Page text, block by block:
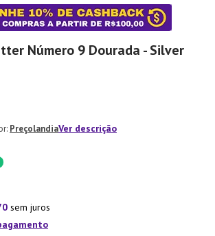
Número 9 Dourada - Silver
PreçolandiaVer descrição
sem juros
Jantar